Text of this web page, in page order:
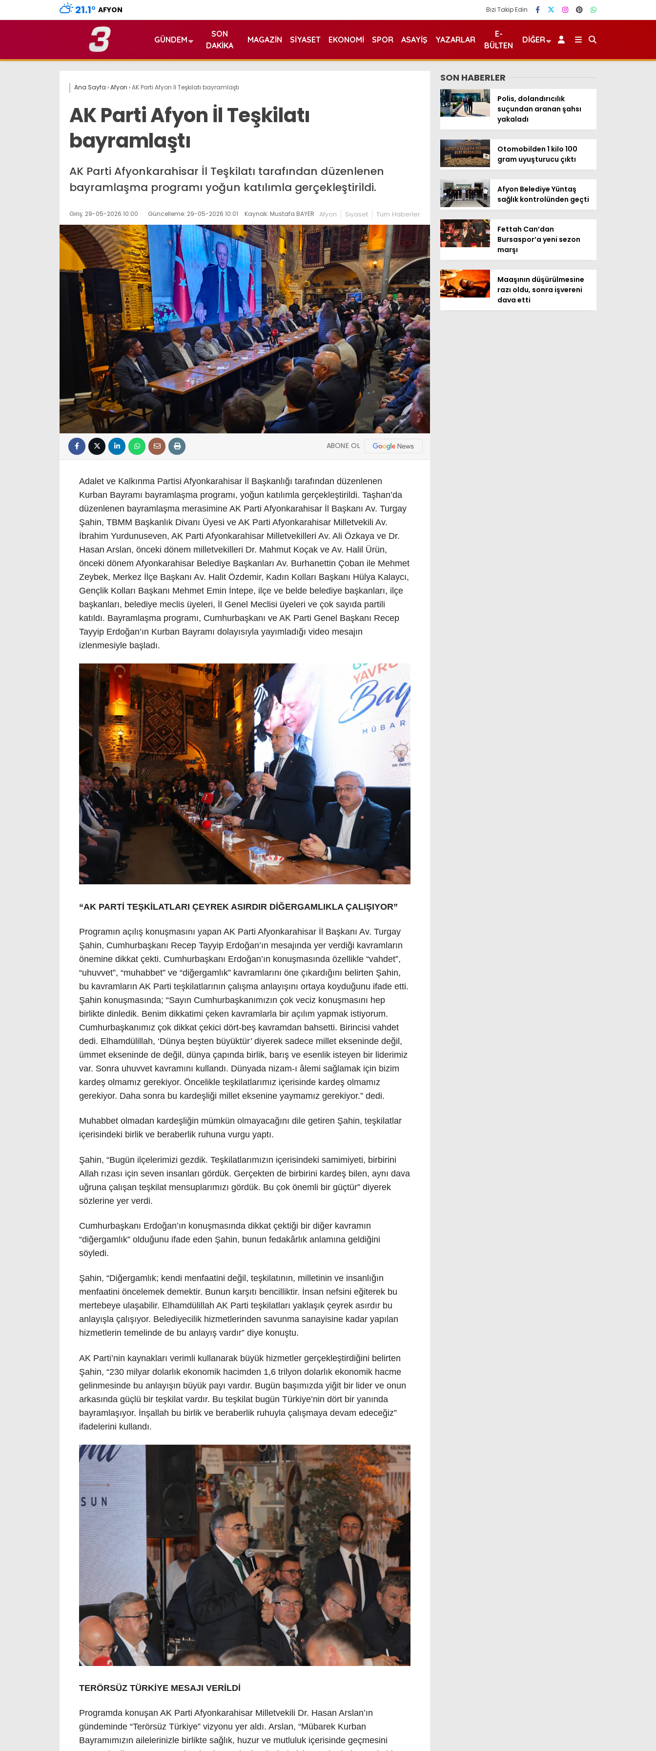
21.1° AFYON Bizi Takip Edin
GÜNDEM
SON
DAKIKA
MAGAZIN SIYASET EKONOMI SPOR ASAYIŞ YAZARLAR
E-
BÜLTEN
DIĞER
Ana Sayfa ›Afyon ›AK Parti Afyon İl Teşkilatı bayramlaştı
AK Parti Afyon İl Teşkilatı
bayramlaştı
AK Parti Afyonkarahisar İl Teşkilatı tarafından düzenlenen
bayramlaşma programı yoğun katılımla gerçekleştirildi.
Giriş: 29-05-2026 10:00 Güncelleme: 29-05-2026 10:01 Kaynak: Mustafa BAYER Afyon Siyaset Tüm Haberler
ABONE OL
Adalet ve Kalkınma Partisi Afyonkarahisar İl Başkanlığı tarafından düzenlenen
Kurban Bayramı bayramlaşma programı, yoğun katılımla gerçekleştirildi. Taşhan’da
düzenlenen bayramlaşma merasimine AK Parti Afyonkarahisar İl Başkanı Av. Turgay
Şahin, TBMM Başkanlık Divanı Üyesi ve AK Parti Afyonkarahisar Milletvekili Av.
İbrahim Yurdunuseven, AK Parti Afyonkarahisar Milletvekilleri Av. Ali Özkaya ve Dr.
Hasan Arslan, önceki dönem milletvekilleri Dr. Mahmut Koçak ve Av. Halil Ürün,
önceki dönem Afyonkarahisar Belediye Başkanları Av. Burhanettin Çoban ile Mehmet
Zeybek, Merkez İlçe Başkanı Av. Halit Özdemir, Kadın Kolları Başkanı Hülya Kalaycı,
Gençlik Kolları Başkanı Mehmet Emin İntepe, ilçe ve belde belediye başkanları, ilçe
başkanları, belediye meclis üyeleri, İl Genel Meclisi üyeleri ve çok sayıda partili
katıldı. Bayramlaşma programı, Cumhurbaşkanı ve AK Parti Genel Başkanı Recep
Tayyip Erdoğan’ın Kurban Bayramı dolayısıyla yayımladığı video mesajın
izlenmesiyle başladı.
“AK PARTİ TEŞKİLATLARI ÇEYREK ASIRDIR DİĞERGAMLIKLA ÇALIŞIYOR”
Programın açılış konuşmasını yapan AK Parti Afyonkarahisar İl Başkanı Av. Turgay
Şahin, Cumhurbaşkanı Recep Tayyip Erdoğan’ın mesajında yer verdiği kavramların
önemine dikkat çekti. Cumhurbaşkanı Erdoğan’ın konuşmasında özellikle “vahdet”,
“uhuvvet”, “muhabbet” ve “diğergamlık” kavramlarını öne çıkardığını belirten Şahin,
bu kavramların AK Parti teşkilatlarının çalışma anlayışını ortaya koyduğunu ifade etti.
Şahin konuşmasında; “Sayın Cumhurbaşkanımızın çok veciz konuşmasını hep
birlikte dinledik. Benim dikkatimi çeken kavramlarla bir açılım yapmak istiyorum.
Cumhurbaşkanımız çok dikkat çekici dört-beş kavramdan bahsetti. Birincisi vahdet
dedi. Elhamdülillah, ‘Dünya beşten büyüktür’ diyerek sadece millet ekseninde değil,
ümmet ekseninde de değil, dünya çapında birlik, barış ve esenlik isteyen bir liderimiz
var. Sonra uhuvvet kavramını kullandı. Dünyada nizam-ı âlemi sağlamak için bizim
kardeş olmamız gerekiyor. Öncelikle teşkilatlarımız içerisinde kardeş olmamız
gerekiyor. Daha sonra bu kardeşliği millet eksenine yaymamız gerekiyor.” dedi.
Muhabbet olmadan kardeşliğin mümkün olmayacağını dile getiren Şahin, teşkilatlar
içerisindeki birlik ve beraberlik ruhuna vurgu yaptı.
Şahin, “Bugün ilçelerimizi gezdik. Teşkilatlarımızın içerisindeki samimiyeti, birbirini
Allah rızası için seven insanları gördük. Gerçekten de birbirini kardeş bilen, aynı dava
uğruna çalışan teşkilat mensuplarımızı gördük. Bu çok önemli bir güçtür” diyerek
sözlerine yer verdi.
Cumhurbaşkanı Erdoğan’ın konuşmasında dikkat çektiği bir diğer kavramın
“diğergamlık” olduğunu ifade eden Şahin, bunun fedakârlık anlamına geldiğini
söyledi.
Şahin, “Diğergamlık; kendi menfaatini değil, teşkilatının, milletinin ve insanlığın
menfaatini öncelemek demektir. Bunun karşıtı bencilliktir. İnsan nefsini eğiterek bu
mertebeye ulaşabilir. Elhamdülillah AK Parti teşkilatları yaklaşık çeyrek asırdır bu
anlayışla çalışıyor. Belediyecilik hizmetlerinden savunma sanayisine kadar yapılan
hizmetlerin temelinde de bu anlayış vardır” diye konuştu.
AK Parti’nin kaynakları verimli kullanarak büyük hizmetler gerçekleştirdiğini belirten
Şahin, “230 milyar dolarlık ekonomik hacimden 1,6 trilyon dolarlık ekonomik hacme
gelinmesinde bu anlayışın büyük payı vardır. Bugün başımızda yiğit bir lider ve onun
arkasında güçlü bir teşkilat vardır. Bu teşkilat bugün Türkiye’nin dört bir yanında
bayramlaşıyor. İnşallah bu birlik ve beraberlik ruhuyla çalışmaya devam edeceğiz”
ifadelerini kullandı.
TERÖRSÜZ TÜRKİYE MESAJI VERİLDİ
Programda konuşan AK Parti Afyonkarahisar Milletvekili Dr. Hasan Arslan’ın
gündeminde “Terörsüz Türkiye” vizyonu yer aldı. Arslan, “Mübarek Kurban
Bayramımızın ailelerinizle birlikte sağlık, huzur ve mutluluk içerisinde geçmesini
SON HABERLER
Polis, dolandırıcılık
suçundan aranan şahsı
yakaladı
Otomobilden 1 kilo 100
gram uyuşturucu çıktı
Afyon Belediye Yüntaş
sağlık kontrolünden geçti
Fettah Can’dan
Bursaspor’a yeni sezon
marşı
Maaşının düşürülmesine
razı oldu, sonra işvereni
dava etti